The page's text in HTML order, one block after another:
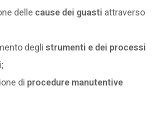
delle cause dei guasti attraverso
degli strumenti e dei processi
;
di procedure manutentive